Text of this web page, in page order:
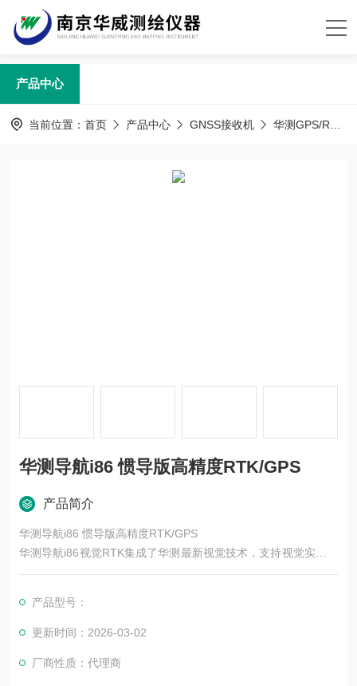
产品中心
当前位置： 首页 产品中心 GNSS接收机 华测GPS/RTK
华测导航i86 惯导版高精度RTK/GPS
产品简介
华测导航i86 惯导版高精度RTK/GPS
华测导航i86视觉RTK集成了华测最新视觉技术，支持视觉实景放
样，放样点直接标在地面上，放点一杆到位，再也不用来回挪杆
融合算法，替代磁罗盘方案，不受磁干扰，指示方向准。1408通
道数，遮挡环境下固定效果提升15%。升级了华测5星21频解算
产品型号：
更新时间：2026-03-02
厂商性质：代理商